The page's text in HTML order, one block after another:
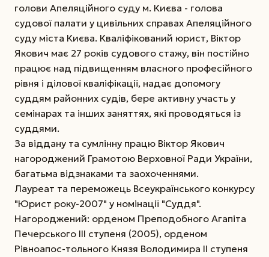
голови Апеляційного суду м. Києва - голова
судової палати у цивільних справах Апеляційного
суду міста Києва. Кваліфікований юрист, Віктор
Якович має 27 років судового стажу, він постійно
працює над підвищенням власного професійного
рівня і ділової кваліфікації, надає допомогу
суддям районних судів, бере активну участь у
семінарах та інших заняттях, які проводяться із
суддями.
За віддану та сумлінну працю Віктор Якович
нагороджений Грамотою Верховної Ради України,
багатьма відзнаками та заохоченнями.
Лауреат та переможець Всеукраїнського конкурсу
"Юрист року-2007" у номінації "Суддя".
Нагороджений: орденом Преподобного Агапіта
Печерського ІІІ ступеня (2005), орденом
Рівноапос-тольного Князя Володимира ІІ ступеня